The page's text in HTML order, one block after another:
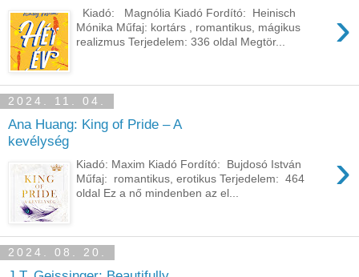
›
Kiadó: Magnólia Kiadó Fordító: Heinisch
Mónika Műfaj: kortárs , romantikus, mágikus
realizmus Terjedelem: 336 oldal Megtör...
2024. 11. 04.
Ana Huang: King of Pride – A
kevélység
›
Kiadó: Maxim Kiadó Fordító: Bujdosó István
Műfaj: romantikus, erotikus Terjedelem: 464
oldal Ez ​a nő mindenben az el...
2024. 08. 20.